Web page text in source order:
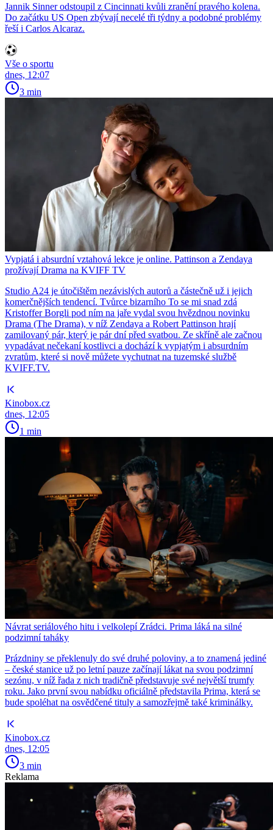
Jannik Sinner odstoupil z Cincinnati kvůli zranění pravého kolena.
Do začátku US Open zbývají necelé tři týdny a podobné problémy
řeší i Carlos Alcaraz.
Vše o sportu
dnes, 12:07
3 min
Vypjatá i absurdní vztahová lekce je online. Pattinson a Zendaya
prožívají Drama na KVIFF TV
Studio A24 je útočištěm nezávislých autorů a částečně už i jejich
komerčnějších tendencí. Tvůrce bizarního To se mi snad zdá
Kristoffer Borgli pod ním na jaře vydal svou hvězdnou novinku
Drama (The Drama), v níž Zendaya a Robert Pattinson hrají
zamilovaný pár, který je pár dní před svatbou. Ze skříně ale začnou
vypadávat nečekaní kostlivci a dochází k vypjatým i absurdním
zvratům, které si nově můžete vychutnat na tuzemské službě
KVIFF.TV.
Kinobox.cz
dnes, 12:05
1 min
Návrat seriálového hitu i velkolepí Zrádci. Prima láká na silné
podzimní taháky
Prázdniny se překlenuly do své druhé poloviny, a to znamená jediné
– české stanice už po letní pauze začínají lákat na svou podzimní
sezónu, v níž řada z nich tradičně představuje své největší trumfy
roku. Jako první svou nabídku oficiálně představila Prima, která se
bude spoléhat na osvědčené tituly a samozřejmě také kriminálky.
Kinobox.cz
dnes, 12:05
3 min
Reklama